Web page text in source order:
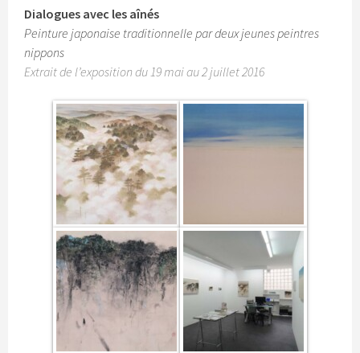
Dialogues avec les aînés
Peinture japonaise traditionnelle par deux jeunes peintres
nippons
Extrait de l’exposition du 19 mai au 2 juillet 2016